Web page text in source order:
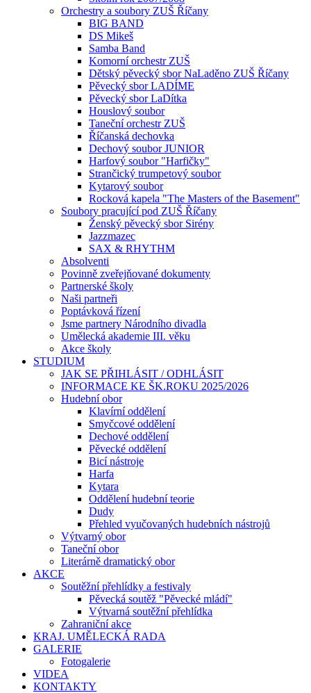
Orchestry a soubory ZUŠ Říčany
BIG BAND
DS Mikeš
Samba Band
Komorní orchestr ZUŠ
Dětský pěvecký sbor NaLaděno ZUŠ Říčany
Pěvecký sbor LADÍME
Pěvecký sbor LaDítka
Houslový soubor
Taneční orchestr ZUŠ
Říčanská dechovka
Dechový soubor JUNIOR
Harfový soubor "Harfičky"
Strančický trumpetový soubor
Kytarový soubor
Rocková kapela "The Masters of the Basement"
Soubory pracující pod ZUŠ Říčany
Ženský pěvecký sbor Sirény
Jazzmazec
SAX & RHYTHM
Absolventi
Povinně zveřejňované dokumenty
Partnerské školy
Naši partneři
Poptávková řízení
Jsme partnery Národního divadla
Umělecká akademie III. věku
Akce školy
STUDIUM
JAK SE PŘIHLÁSIT / ODHLÁSIT
INFORMACE KE ŠK.ROKU 2025/2026
Hudební obor
Klavírní oddělení
Smyčcové oddělení
Dechové oddělení
Pěvecké oddělení
Bicí nástroje
Harfa
Kytara
Oddělení hudební teorie
Dudy
Přehled vyučovaných hudebních nástrojů
Výtvarný obor
Taneční obor
Literárně dramatický obor
AKCE
Soutěžní přehlídky a festivaly
Pěvecká soutěž "Pěvecké mládí"
Výtvarná soutěžní přehlídka
Zahraniční akce
KRAJ. UMĚLECKÁ RADA
GALERIE
Fotogalerie
VIDEA
KONTAKTY